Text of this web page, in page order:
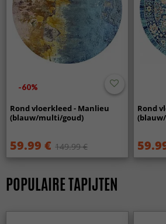
-60%
Rond vloerkleed - Manlieu
(blauw/multi/goud)
59.99 € 149.99 €
Rond
POPULAIRE TAPIJTEN